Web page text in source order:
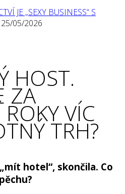
JE „SEXY BUSINESS“ S
25/05/2026
HOST.
ZA
VÍC
TRH?
hotel“, skončila. Co